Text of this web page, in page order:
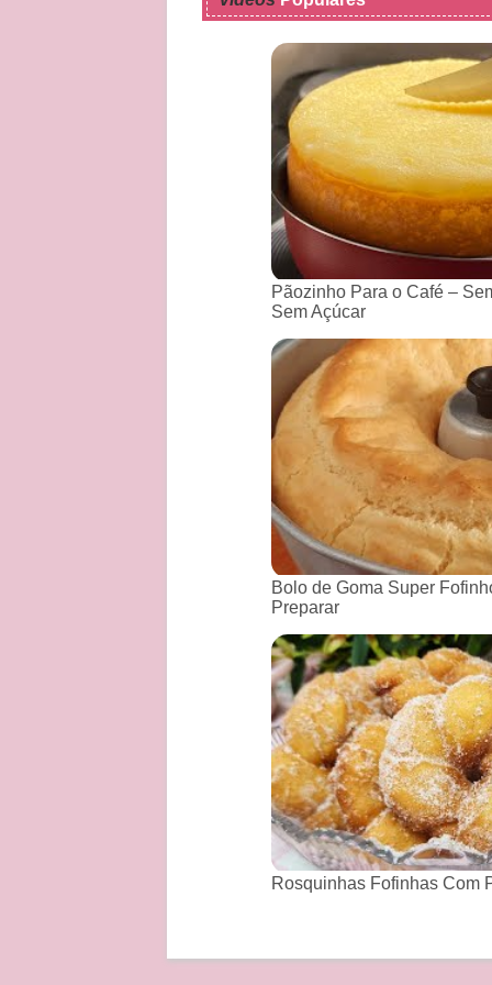
Pãozinho Para o Café –
Sem Açúcar
Bolo de Goma Super
Preparar
Rosquinhas Fofinhas Com